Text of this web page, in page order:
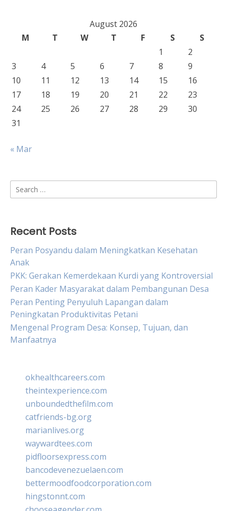
August 2026
M
T W T F S
S
1
2
3
4 5 6 7 8
9
10
11 12 13 14 15
16
17
18 19 20 21 22
23
24
25 26 27 28 29
30
31
« Mar
Search
for:
Recent Posts
Peran Posyandu dalam Meningkatkan Kesehatan
Anak
PKK: Gerakan Kemerdekaan Kurdi yang Kontroversial
Peran Kader Masyarakat dalam Pembangunan Desa
Peran Penting Penyuluh Lapangan dalam
Peningkatan Produktivitas Petani
Mengenal Program Desa: Konsep, Tujuan, dan
Manfaatnya
okhealthcareers.com
theintexperience.com
unboundedthefilm.com
catfriends-bg.org
marianlives.org
waywardtees.com
pidfloorsexpress.com
bancodevenezuelaen.com
bettermoodfoodcorporation.com
hingstonnt.com